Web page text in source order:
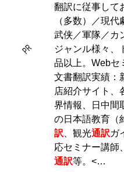
PR
翻訳に従事して
（多数）／現
武侠／軍隊／カ
ジャンル様々、
品以上。Webセ
文書翻訳実績：
店紹介サイト、
界情報、日中間
の日本語教育（
訳 、観光通訳ガ
応セミナー講師
通訳等。<…